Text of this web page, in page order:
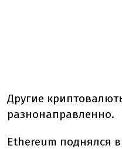
Другие
разнонаправленно.
Ethereum поднялся